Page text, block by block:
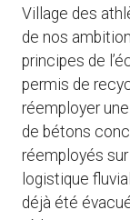
Village des
de nos
principes de
permis de
réemployer
de bétons
réemployés
logistique
déjà été